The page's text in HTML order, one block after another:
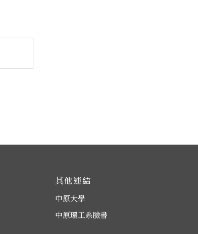
其他連結
中原大學
中原環工系臉書